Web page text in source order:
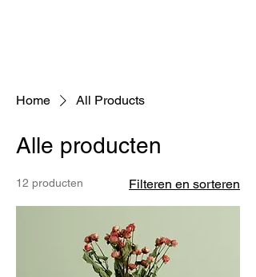
Home All Products
Alle producten
12 producten Filteren en sorteren